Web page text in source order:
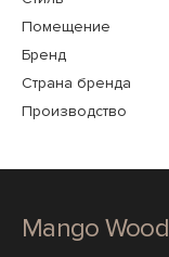
Помещение
Бренд
Страна бренда
Производство
Mango Wood